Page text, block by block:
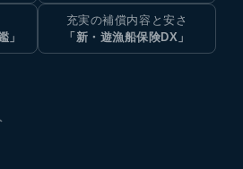
」
充実の補償内容と安さ
「新・遊漁船保険DX」